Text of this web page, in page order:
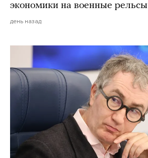
экономики на военные рельсы
день назад